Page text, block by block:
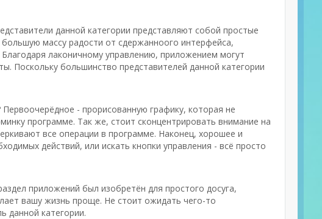
данной категории представляют собой простые
массу радости от сдержанноого интерфейса,
лаконичному управлению, приложением могут
Поскольку большинство представителей данной категории
- прорисованную графику, которая не
программе. Так же, стоит сконцентрировать внимание на
все операции в программе. Наконец, хорошее и
действий, или искать кнопки управления - всё просто
приложений был изобретён для простого досуга,
вашу жизнь проще. Не стоит ожидать чего-то
данной категории.